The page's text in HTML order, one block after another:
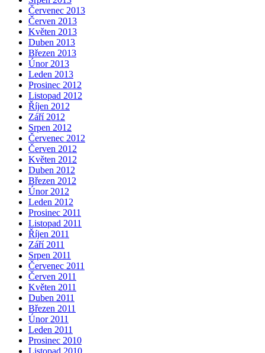
Červenec 2013
Červen 2013
Květen 2013
Duben 2013
Březen 2013
Únor 2013
Leden 2013
Prosinec 2012
Listopad 2012
Říjen 2012
Září 2012
Srpen 2012
Červenec 2012
Červen 2012
Květen 2012
Duben 2012
Březen 2012
Únor 2012
Leden 2012
Prosinec 2011
Listopad 2011
Říjen 2011
Září 2011
Srpen 2011
Červenec 2011
Červen 2011
Květen 2011
Duben 2011
Březen 2011
Únor 2011
Leden 2011
Prosinec 2010